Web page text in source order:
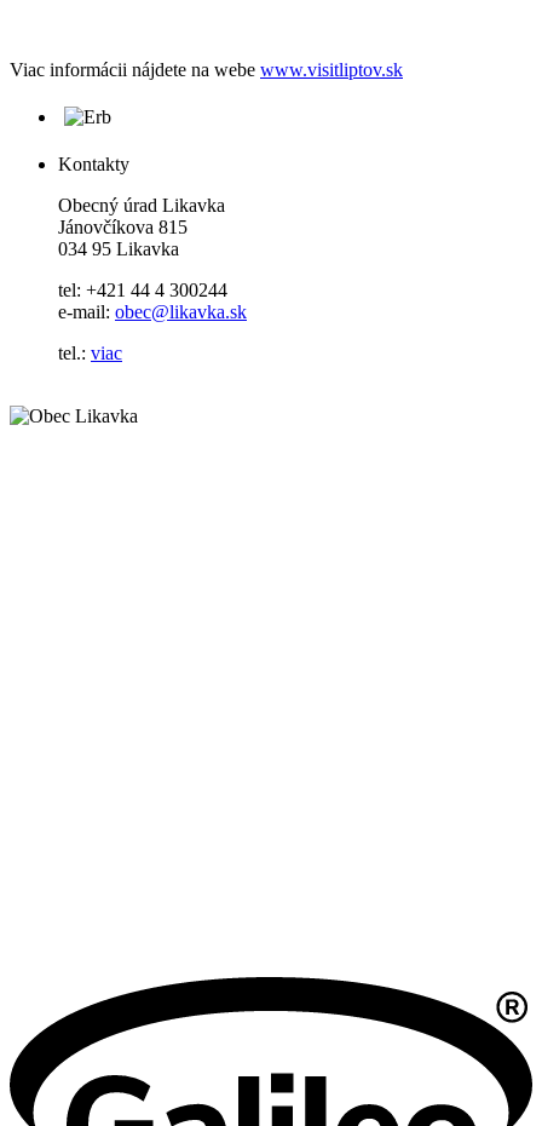
Viac informácii nájdete na webe www.visitliptov.sk
Kontakty
Obecný úrad Likavka
Jánovčíkova 815
034 95 Likavka
tel: +421 44 4 300244
e-mail: obec@likavka.sk
tel.: viac